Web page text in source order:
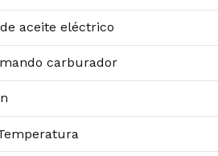
aceite eléctrico
carburador